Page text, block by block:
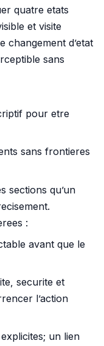
quatre etats
et visite
changement d’etat
sans
pour etre
sans frontieres
sections qu’un
:
avant que le
securite et
l’action
un lien